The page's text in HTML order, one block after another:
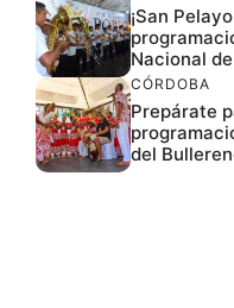
¡San
Nacional
CÓRDOBA
Prepárate
del